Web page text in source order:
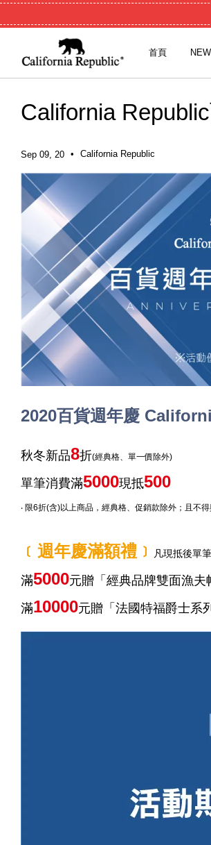
首頁
California
Sep 09, 20 • California Republic
2020百貨週年慶
秋冬新品8折(經典格、單一價除外)
單筆消費滿5000現抵500
‧ 限6折(含)以上商品，經典格、促銷款除外；且不
﹝週年慶滿額禮﹞ 凡現抵後單
滿5000元贈「經典品牌雙面漁夫
滿10000元贈「法國特福爵士系